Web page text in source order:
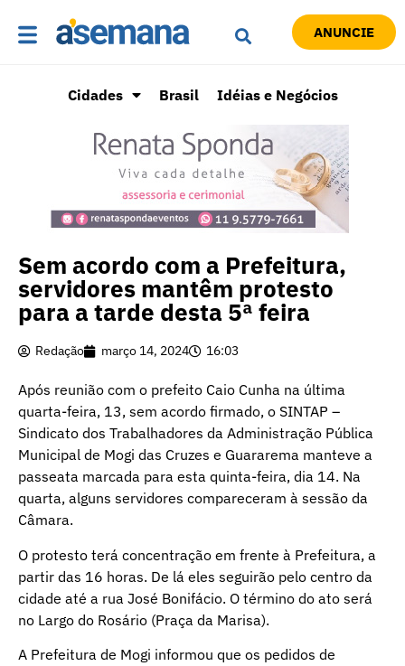
ANUNCIE
Cidades Brasil Idéias e Negócios
Sem acordo com a Prefeitura,
servidores mantêm protesto
para a tarde desta 5ª feira
Redação março 14, 2024 16:03
Após reunião com o prefeito Caio Cunha na última
quarta-feira, 13, sem acordo firmado, o SINTAP –
Sindicato dos Trabalhadores da Administração Pública
Municipal de Mogi das Cruzes e Guararema manteve a
passeata marcada para esta quinta-feira, dia 14. Na
quarta, alguns servidores compareceram à sessão da
Câmara.
O protesto terá concentração em frente à Prefeitura, a
partir das 16 horas. De lá eles seguirão pelo centro da
cidade até a rua José Bonifácio. O término do ato será
no Largo do Rosário (Praça da Marisa).
A Prefeitura de Mogi informou que os pedidos de